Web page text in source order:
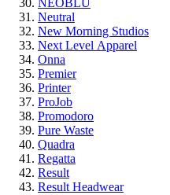
NEOBLU
Neutral
New Morning Studios
Next Level Apparel
Onna
Premier
Printer
ProJob
Promodoro
Pure Waste
Quadra
Regatta
Result
Result Headwear